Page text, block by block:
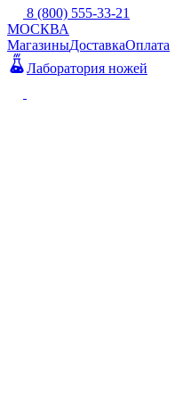
8 (800) 555-33-21
МОСКВА
МагазиныДоставкаОплата
Лаборатория ножей